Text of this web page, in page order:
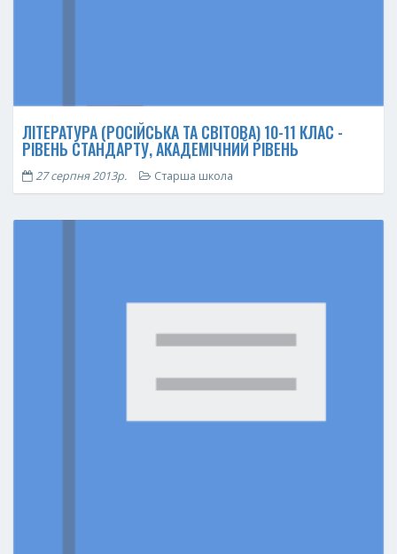
ЛІТЕРАТУРА (РОСІЙСЬКА ТА СВІТОВА) 10-11 КЛАС -
РІВЕНЬ СТАНДАРТУ, АКАДЕМІЧНИЙ РІВЕНЬ
27 серпня 2013р. Старша школа